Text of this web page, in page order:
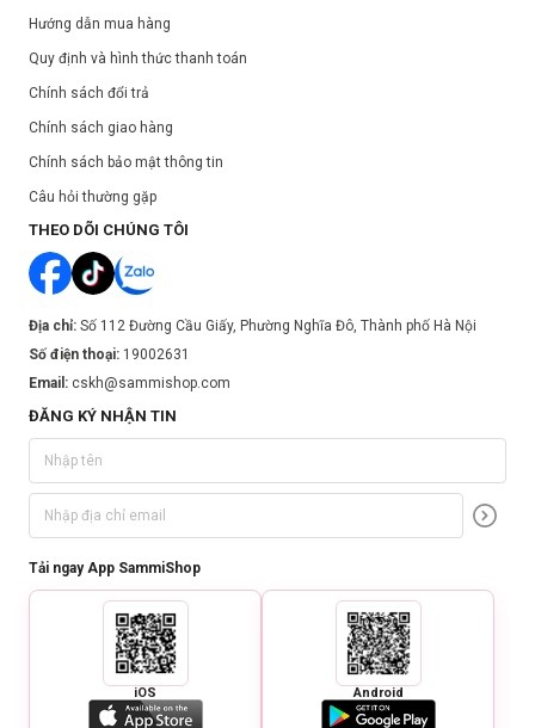
Hướng dẫn mua hàng
Quy định và hình thức thanh toán
Chính sách đổi trả
Chính sách giao hàng
Chính sách bảo mật thông tin
Câu hỏi thường gặp
THEO DÕI CHÚNG TÔI
Địa chỉ: Số 112 Đường Cầu Giấy, Phường Nghĩa Đô, Thành phố Hà Nội
Số điện thoại: 19002631
Email: cskh@sammishop.com
ĐĂNG KÝ NHẬN TIN
Tải ngay App SammiShop
iOS Android